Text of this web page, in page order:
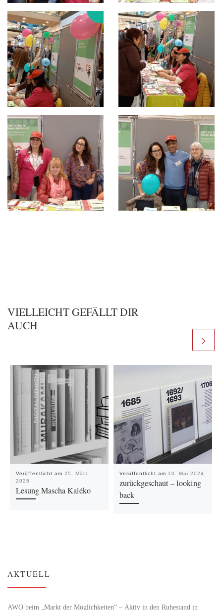
VIELLEICHT GEFÄLLT DIR
AUCH
Veröffentlicht am 25. März
2025
Lesung Mascha Kaléko
Veröffentlicht am 10. Mai 2024
zurückgeschaut – looking
back
AKTUELL
AWO beim „Markt der Möglichkeiten“ – Aktiv in den Ruhestand in